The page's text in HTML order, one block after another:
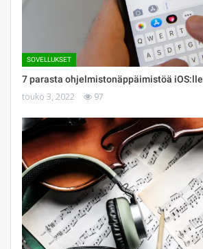
SOVELLUKSET
7 parasta ohjelmistonäppäimistöä iOS:lle
touko 3, 2022 97